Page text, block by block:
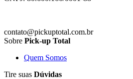
contato@pickuptotal.com.br
Sobre Pick-up Total
Quem Somos
Tire suas Dúvidas